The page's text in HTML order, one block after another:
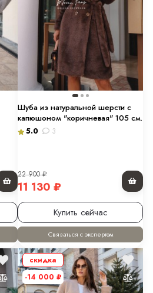
Шуба из натуральной шерсти с
капюшоном "коричневая" 105 см.
5.0 3
22 900₽
11 130 ₽
Купить сейчас
Связаться с экспертом
скидка
-14 000 ₽